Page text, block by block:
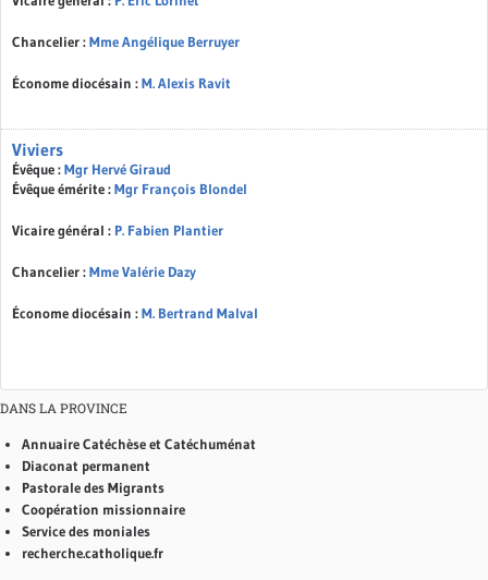
Chancelier :Mme Angélique Berruyer
Économe diocésain :M. Alexis Ravit
Viviers
Évêque :Mgr Hervé Giraud
Évêque émérite :Mgr François Blondel
Vicaire général : P. Fabien Plantier
Chancelier :Mme Valérie Dazy
Économe diocésain :M. Bertrand Malval
DANS LA PROVINCE
Annuaire Catéchèse et Catéchuménat
Diaconat permanent
Pastorale des Migrants
Coopération missionnaire
Service des moniales
recherche.catholique.fr